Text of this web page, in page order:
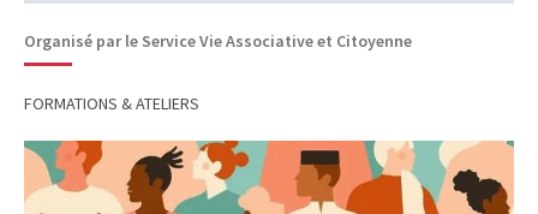
Organisé par le Service Vie Associative et Citoyenne
FORMATIONS & ATELIERS